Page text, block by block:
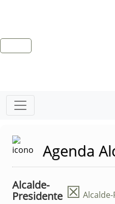
Agenda
Alcalde-
Presidente ☒